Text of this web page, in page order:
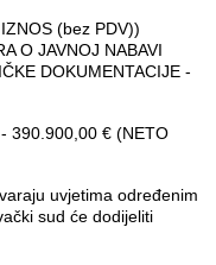
(bez PDV))
O JAVNOJ NABAVI
DOKUMENTACIJE -
390.900,00 € (NETO
uvjetima određenim
sud će dodijeliti